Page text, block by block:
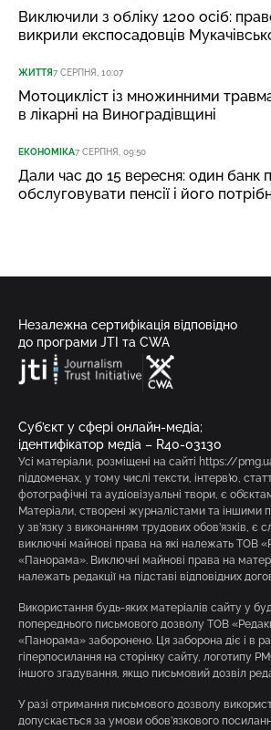
Виключили з обліку 1200 осіб:
викрили експосадовців
ЖИТТЯ7 СЕРПНЯ, 10:07
Мотоцикліст із множинними
в лікарні на Виноградівщині
ЕКОНОМІКА7 СЕРПНЯ, 09:50
Дали час до 15 вересня: один банк
обслуговувати пенсії і його
Незалежна сертифікація відповідно
до програми JTI та CWA
Суб’єкт у сфері онлайн-медіа;
ідентифікатор медіа – R40-03130
Усі матеріали, розміщені на сайті https://
піддоменах, у тому числі тексти, інтерв’ю,
фотографічні та аудіовізуальні твори, є
Матеріали, створені журналістами та іншими
у зв’язку з виконанням трудових обов’язків,
виключні майнові права на які належать ТОВ
«Панорама». Виключні майнові права на
належать редакції на підставі відповідних
Використання будь-яких матеріалів сайту у
попереднього письмового дозволу ТОВ
«Панорама» заборонено. Ця заборона діє і в
гіперпосилання на сторінку сайту, логотипу
іншого згадування, якщо письмовий дозвіл
У разі отримання письмового дозволу
допускається за умови обов’язкового